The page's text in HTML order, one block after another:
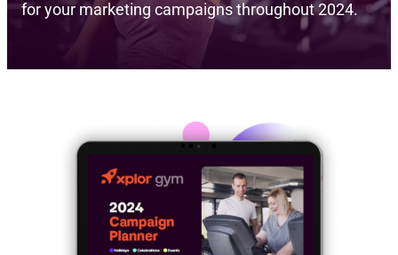
for your marketing campaigns throughout 2024.